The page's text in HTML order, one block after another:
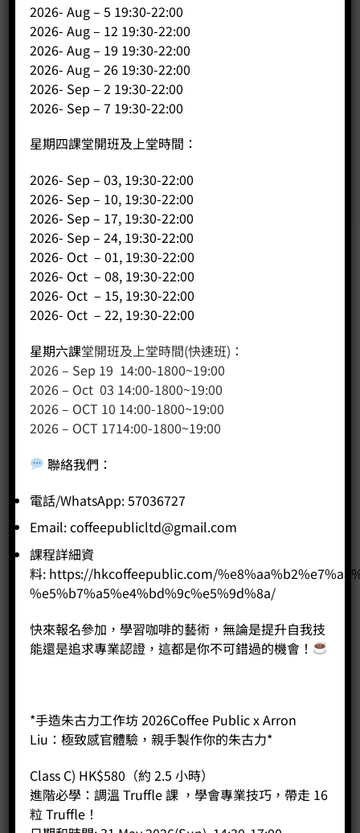
公司
主頁
導師簡介
商店（產品）
課程/工作坊
聯絡我們
友站連結
產品分類
咖啡課程
2026- Aug – 5 19:30-22:00
2026- Aug – 12 19:30-22:00
2026- Aug – 19 19:30-22:00
2026- Aug – 26 19:30-22:00
2026- Sep – 2 19:30-22:00
2026- Sep – 7 19:30-22:00
星期四課堂開班及上堂時間：
2026- Sep – 03, 19:30-22:00
2026- Sep – 10, 19:30-22:00
2026- Sep – 17, 19:30-22:00
2026- Sep – 24, 19:30-22:00
2026- Oct – 01, 19:30-22:00
2026- Oct – 08, 19:30-22:00
2026- Oct – 15, 19:30-22:00
2026- Oct – 22, 19:30-22:00
星期六課堂開班及上堂時間(快速班)：
2026 – Sep 19 14:00-1800~19:00
2026 – Oct 03 14:00-1800~19:00
2026 – OCT 10 14:00-1800~19:00
2026 – OCT 1714:00-1800~19:00
聯絡我們 ：
電話/WhatsApp: 57036727
Email:coffeepublicltd@gmail.com
課程詳細資
料: https://hkcoffeepublic.com/
%e5%b7%a5%e4%bd%9c%e5%9d%8a/
快來報名參加，學習咖啡的藝術，無論是提升自我技
能還是追求專業認證，這都是你不可錯過的機會！
*手造朱古力工作坊 2026Coffee Public x Arron
Liu：極致感官體驗，親手製作你的朱古力*
Class C) HK$580（約 2.5 小時）
進階必學：調溫 Truffle 課 ，學會專業技巧，帶走 16
粒 Truffle！